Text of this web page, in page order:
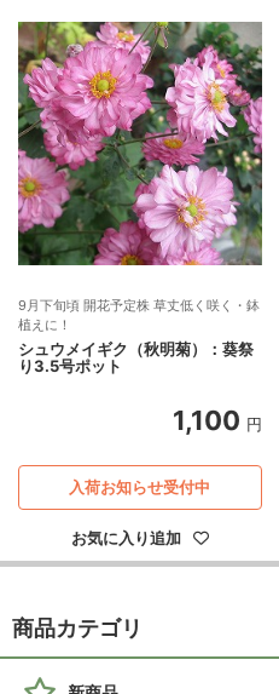
9月下旬頃 開花予定株 草丈低く咲く・鉢
植えに！
シュウメイギク（秋明菊）：葵祭
り3.5号ポット
1,100 円
お気に入り追加
入荷お知らせ受付中
商品カテゴリ